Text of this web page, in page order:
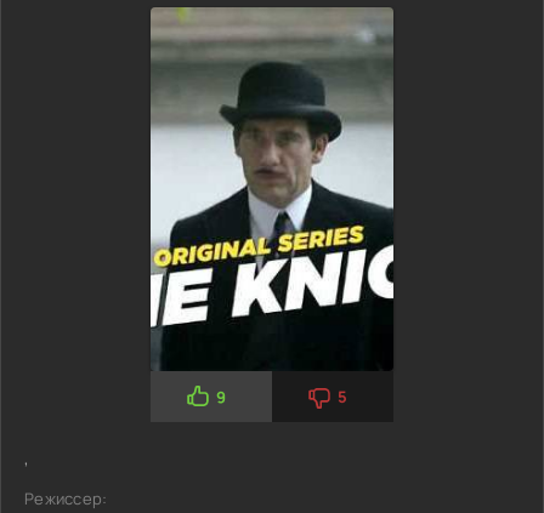
9 5
,
Режиссер: